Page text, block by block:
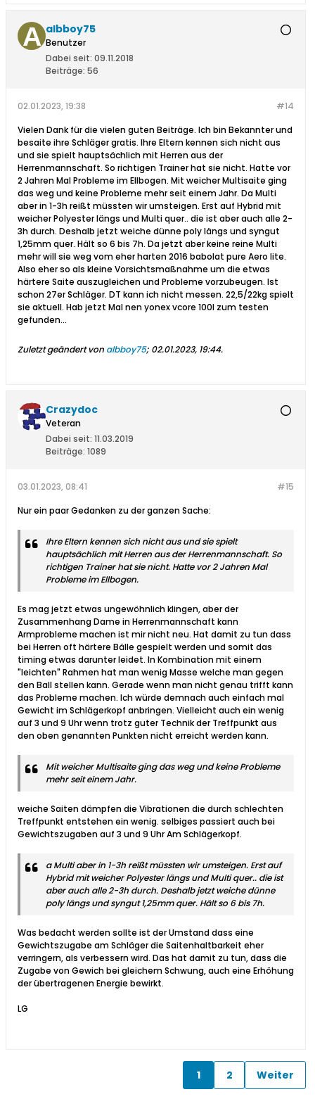
albboy75
Benutzer
Dabei seit: 09.11.2018
Beiträge: 56
#14
02.01.2023, 19:38
Vielen Dank für die vielen guten Beiträge. Ich bin Bekannter und
besaite ihre Schläger gratis. Ihre Eltern kennen sich nicht aus
und sie spielt hauptsächlich mit Herren aus der
Herrenmannschaft. So richtigen Trainer hat sie nicht. Hatte vor
2 Jahren Mal Probleme im Ellbogen. Mit weicher Multisaite ging
das weg und keine Probleme mehr seit einem Jahr. Da Multi
aber in 1-3h reißt müssten wir umsteigen. Erst auf Hybrid mit
weicher Polyester längs und Multi quer.. die ist aber auch alle 2-
3h durch. Deshalb jetzt weiche dünne poly längs und syngut
1,25mm quer. Hält so 6 bis 7h. Da jetzt aber keine reine Multi
mehr will sie weg vom eher harten 2016 babolat pure Aero lite.
Also eher so als kleine Vorsichtsmaßnahme um die etwas
härtere Saite auszugleichen und Probleme vorzubeugen. Ist
schon 27er Schläger. DT kann ich nicht messen. 22,5/22kg spielt
sie aktuell. Hab jetzt Mal nen yonex vcore 100l zum testen
gefunden...
Zuletzt geändert von albboy75; 02.01.2023, 19:44.
Crazydoc
Veteran
Dabei seit: 11.03.2019
Beiträge: 1089
#15
03.01.2023, 08:41
Nur ein paar Gedanken zu der ganzen Sache:
Ihre Eltern kennen sich nicht aus und sie spielt
hauptsächlich mit Herren aus der Herrenmannschaft. So
richtigen Trainer hat sie nicht. Hatte vor 2 Jahren Mal
Probleme im Ellbogen.
Es mag jetzt etwas ungewöhnlich klingen, aber der
Zusammenhang Dame in Herrenmannschaft kann
Armprobleme machen ist mir nicht neu. Hat damit zu tun dass
bei Herren oft härtere Bälle gespielt werden und somit das
timing etwas darunter leidet. In Kombination mit einem
"leichten" Rahmen hat man wenig Masse welche man gegen
den Ball stellen kann. Gerade wenn man nicht genau trifft kann
das Probleme machen. Ich würde demnach auch einfach mal
Gewicht im Schlägerkopf anbringen. Vielleicht auch ein wenig
auf 3 und 9 Uhr wenn trotz guter Technik der Treffpunkt aus
den oben genannten Punkten nicht erreicht werden kann.
Mit weicher Multisaite ging das weg und keine Probleme
mehr seit einem Jahr.
weiche Saiten dämpfen die Vibrationen die durch schlechten
Treffpunkt entstehen ein wenig. selbiges passiert auch bei
Gewichtszugaben auf 3 und 9 Uhr Am Schlägerkopf.
a Multi aber in 1-3h reißt müssten wir umsteigen. Erst auf
Hybrid mit weicher Polyester längs und Multi quer.. die ist
aber auch alle 2-3h durch. Deshalb jetzt weiche dünne
poly längs und syngut 1,25mm quer. Hält so 6 bis 7h.
Was bedacht werden sollte ist der Umstand dass eine
Gewichtszugabe am Schläger die Saitenhaltbarkeit eher
verringern, als verbessern wird. Das hat damit zu tun, dass die
Zugabe von Gewich bei gleichem Schwung, auch eine Erhöhung
der übertragenen Energie bewirkt.
LG
1 2 Weiter